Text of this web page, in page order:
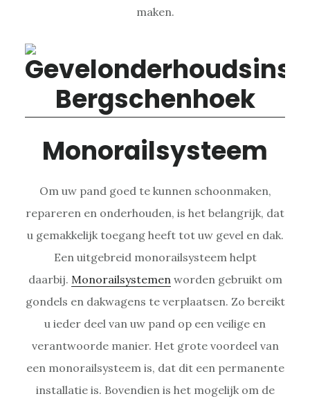
maken.
Monorailsysteem
Om uw pand goed te kunnen schoonmaken,
repareren en onderhouden, is het belangrijk, dat
u gemakkelijk toegang heeft tot uw gevel en dak.
Een uitgebreid monorailsysteem helpt
daarbij. Monorailsystemen worden gebruikt om
gondels en dakwagens te verplaatsen. Zo bereikt
u ieder deel van uw pand op een veilige en
verantwoorde manier. Het grote voordeel van
een monorailsysteem is, dat dit een permanente
installatie is. Bovendien is het mogelijk om de